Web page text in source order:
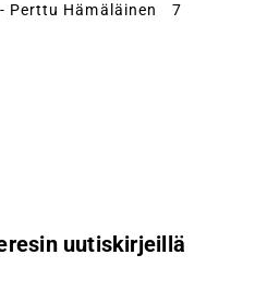
- Perttu Hämäläinen 7
uutiskirjeillä